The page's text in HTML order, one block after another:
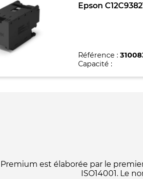
Epson
Référence :
Capacité :
est élaborée par le
ISO14001. Le